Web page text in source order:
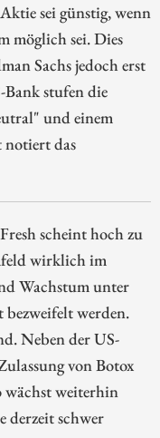
sei günstig, wenn
möglich sei. Dies
Sachs jedoch erst
Bank stufen die
und einem
notiert das
scheint hoch zu
wirklich im
Wachstum unter
werden.
Neben der US-
von Botox
wächst weiterhin
derzeit schwer